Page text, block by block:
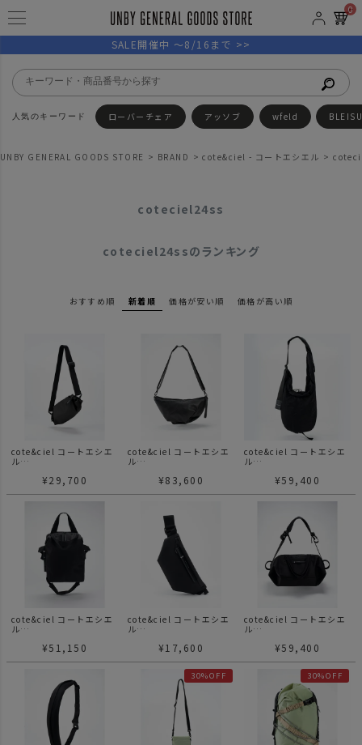
0
SALE開催中 ～8/16まで >>
ローバーチェア アッソブ wfeld
UNBY GENERAL GOODS STORE BRAND cote&ciel - コートエシエル
coteciel24ss
coteciel24ssのランキング
おすすめ順 新着順 価格が安い順 価格が高い順
cote&ciel コートエシエ
ル
ネストス スムース ブラ
¥29,700
cote&ciel コートエシエ
ル
ネ アライアス ブラック
¥83,600
cote&ciel コートエシエ
ル
イコ スムース ブラック
¥59,400
cote&ciel コートエシエ
ル
ル スリーク ブラック シ
¥51,150
cote&ciel コートエシエ
ル
イザラウ XS スリーク ブ
¥17,600
cote&ciel コートエシエ
ル
ナ スリーク ブラック シ
¥59,400
30%OFF 30%OFF